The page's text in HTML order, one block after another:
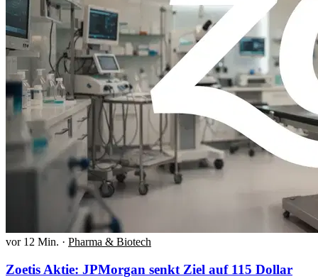
vor 12 Min. · Pharma & Biotech
Zoetis Aktie: JPMorgan senkt Ziel auf 115 Dollar